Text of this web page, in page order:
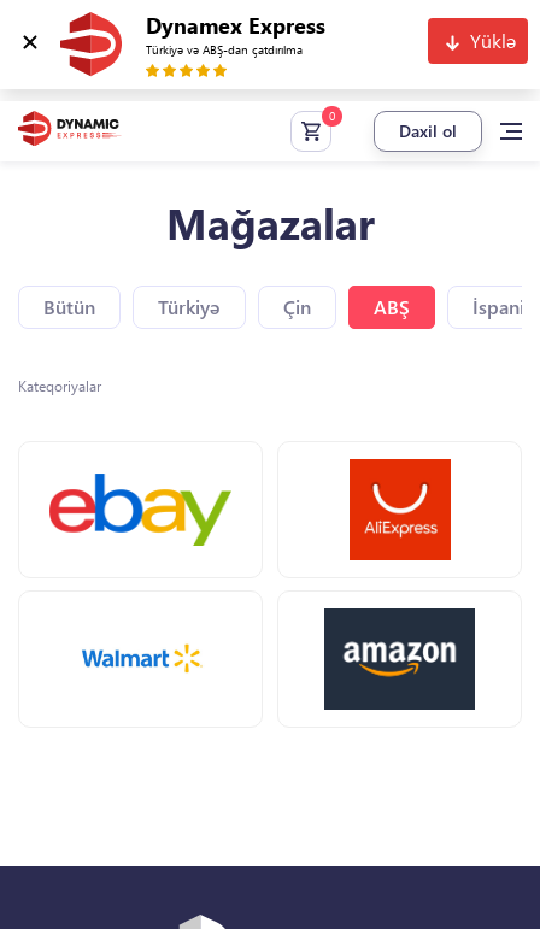
Dynamex Express
Türkiyə və ABŞ-dan çatdırılma Yüklə
Daxil ol
Mağazalar
Bütün Türkiyə Çin ABŞ
Kateqoriyalar